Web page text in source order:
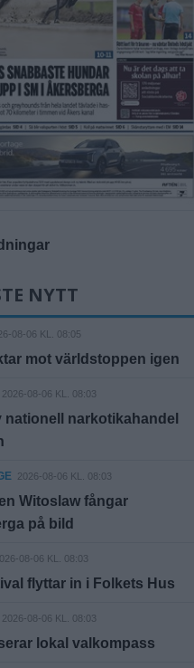
NYTT
08-06 KL. 08:05
mot världstoppen igen
2026-08-06 KL. 08:03
nationell narkotikahandel
2026-08-06 KL. 08:03
Witoslaw fångar
på bild
08-06 KL. 08:03
flyttar in i Folkets Hus
2026-08-06 KL. 08:03
lokal valkompass